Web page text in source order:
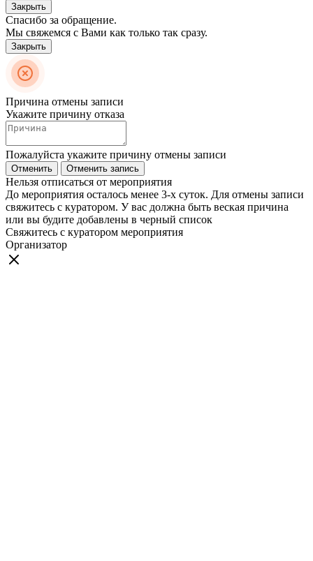
Закрыть
Спасибо за обращение.
Мы свяжемся с Вами как только так сразу.
Закрыть
Причина отмены записи
Укажите причину отказа
Пожалуйста укажите причину отмены записи
Отменить Отменить запись
Нельзя отписаться от мероприятия
До мероприятия осталось менее 3-х суток. Для отмены записи
свяжитесь с куратором. У вас должна быть веская причина
или вы будите добавлены в черный список
Свяжитесь с куратором мероприятия
Организатор